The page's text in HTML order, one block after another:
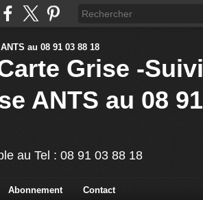
Grise -Suivi
ANTS au 08 91
au Tel : 08 91 03 88 18
Abonnement Contact